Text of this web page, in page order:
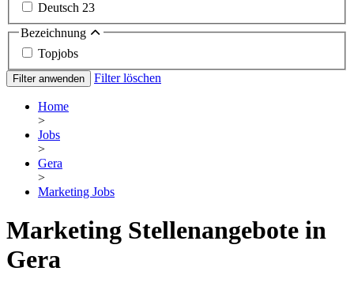
Deutsch 23
Bezeichnung
Topjobs
Filter anwenden Filter löschen
Home
>
Jobs
>
Gera
>
Marketing Jobs
Marketing Stellenangebote in
Gera